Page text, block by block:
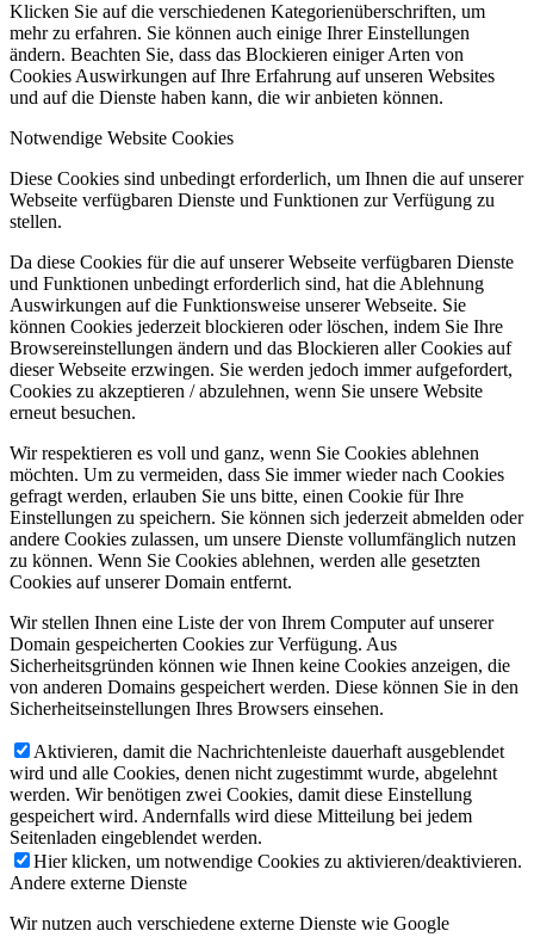
Klicken Sie auf die verschiedenen Kategorienüberschriften, um
mehr zu erfahren. Sie können auch einige Ihrer Einstellungen
ändern. Beachten Sie, dass das Blockieren einiger Arten von
Cookies Auswirkungen auf Ihre Erfahrung auf unseren Websites
und auf die Dienste haben kann, die wir anbieten können.
Notwendige Website Cookies
Diese Cookies sind unbedingt erforderlich, um Ihnen die auf unserer
Webseite verfügbaren Dienste und Funktionen zur Verfügung zu
stellen.
Da diese Cookies für die auf unserer Webseite verfügbaren Dienste
und Funktionen unbedingt erforderlich sind, hat die Ablehnung
Auswirkungen auf die Funktionsweise unserer Webseite. Sie
können Cookies jederzeit blockieren oder löschen, indem Sie Ihre
Browsereinstellungen ändern und das Blockieren aller Cookies auf
dieser Webseite erzwingen. Sie werden jedoch immer aufgefordert,
Cookies zu akzeptieren / abzulehnen, wenn Sie unsere Website
erneut besuchen.
Wir respektieren es voll und ganz, wenn Sie Cookies ablehnen
möchten. Um zu vermeiden, dass Sie immer wieder nach Cookies
gefragt werden, erlauben Sie uns bitte, einen Cookie für Ihre
Einstellungen zu speichern. Sie können sich jederzeit abmelden oder
andere Cookies zulassen, um unsere Dienste vollumfänglich nutzen
zu können. Wenn Sie Cookies ablehnen, werden alle gesetzten
Cookies auf unserer Domain entfernt.
Wir stellen Ihnen eine Liste der von Ihrem Computer auf unserer
Domain gespeicherten Cookies zur Verfügung. Aus
Sicherheitsgründen können wie Ihnen keine Cookies anzeigen, die
von anderen Domains gespeichert werden. Diese können Sie in den
Sicherheitseinstellungen Ihres Browsers einsehen.
Aktivieren, damit die Nachrichtenleiste dauerhaft ausgeblendet
wird und alle Cookies, denen nicht zugestimmt wurde, abgelehnt
werden. Wir benötigen zwei Cookies, damit diese Einstellung
gespeichert wird. Andernfalls wird diese Mitteilung bei jedem
Seitenladen eingeblendet werden.
Hier klicken, um notwendige Cookies zu aktivieren/deaktivieren.
Andere externe Dienste
Wir nutzen auch verschiedene externe Dienste wie Google